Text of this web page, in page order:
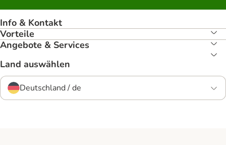
Info & Kontakt
Vorteile
Angebote & Services
Land auswählen
Deutschland / de